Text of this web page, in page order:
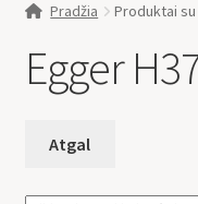
Apie mus
Profilis
Pradžia Produktai su
Egger